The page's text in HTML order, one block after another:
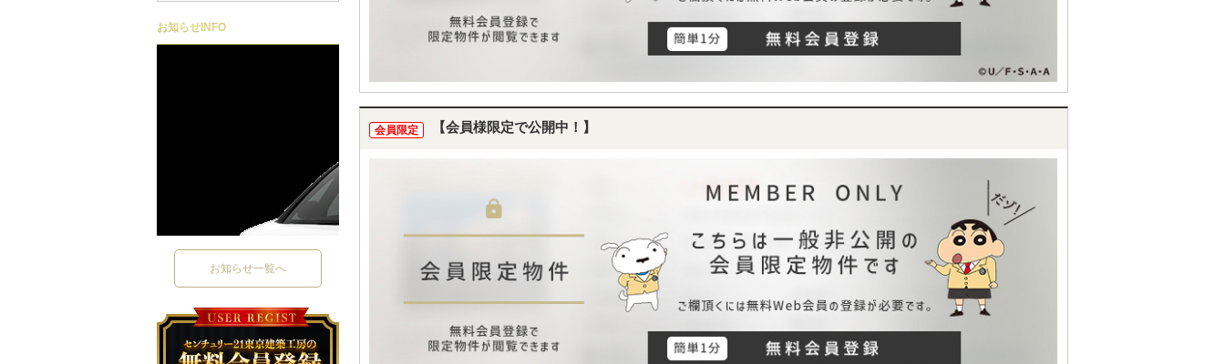
会員限定 【会員様限定で公開中！】
お知らせ INFO
お知らせ一覧へ